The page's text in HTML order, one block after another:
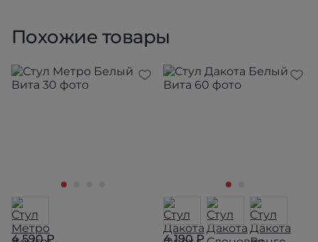
Похожие товары
4 590 ₽ 4 190 ₽